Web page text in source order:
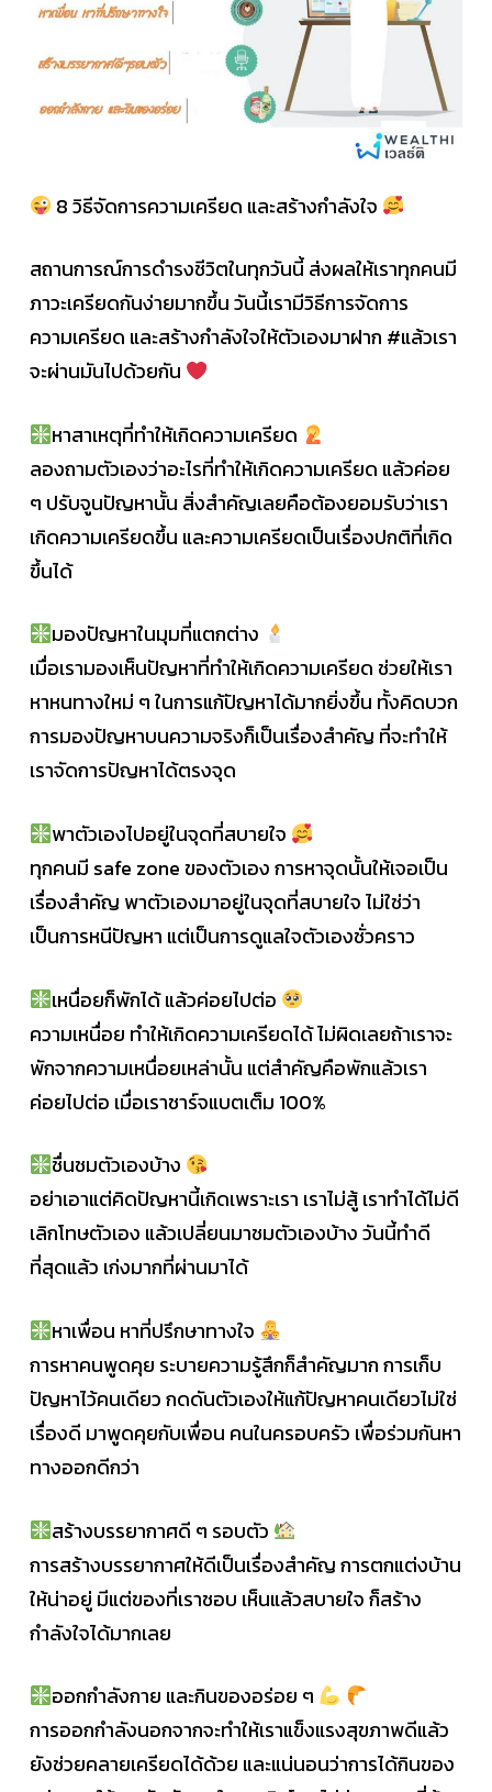
8 วิธีจัดการความเครียด และสร้างกำลังใจ
สถานการณ์การดำรงชีวิตในทุกวันนี้ ส่งผลให้เราทุกคนมี
ภาวะเครียดกันง่ายมากขึ้น วันนี้เรามีวิธีการจัดการ
ความเครียด และสร้างกำลังใจให้ตัวเองมาฝาก #แล้วเรา
จะผ่านมันไปด้วยกัน
หาสาเหตุที่ทำให้เกิดความเครียด
ลองถามตัวเองว่าอะไรที่ทำให้เกิดความเครียด แล้วค่อย
ๆ ปรับจูนปัญหานั้น สิ่งสำคัญเลยคือต้องยอมรับว่าเรา
เกิดความเครียดขึ้น และความเครียดเป็นเรื่องปกติที่เกิด
ขึ้นได้
มองปัญหาในมุมที่แตกต่าง
เมื่อเรามองเห็นปัญหาที่ทำให้เกิดความเครียด ช่วยให้เรา
หาหนทางใหม่ ๆ ในการแก้ปัญหาได้มากยิ่งขึ้น ทั้งคิดบวก
การมองปัญหาบนความจริงก็เป็นเรื่องสำคัญ ที่จะทำให้
เราจัดการปัญหาได้ตรงจุด
พาตัวเองไปอยู่ในจุดที่สบายใจ
ทุกคนมี safe zone ของตัวเอง การหาจุดนั้นให้เจอเป็น
เรื่องสำคัญ พาตัวเองมาอยู่ในจุดที่สบายใจ ไม่ใช่ว่า
เป็นการหนีปัญหา แต่เป็นการดูแลใจตัวเองชั่วคราว
เหนื่อยก็พักได้ แล้วค่อยไปต่อ
ความเหนื่อย ทำให้เกิดความเครียดได้ ไม่ผิดเลยถ้าเราจะ
พักจากความเหนื่อยเหล่านั้น แต่สำคัญคือพักแล้วเรา
ค่อยไปต่อ เมื่อเราชาร์จแบตเต็ม 100%
ชื่นชมตัวเองบ้าง
อย่าเอาแต่คิดปัญหานี้เกิดเพราะเรา เราไม่สู้ เราทำได้ไม่ดี
เลิกโทษตัวเอง แล้วเปลี่ยนมาชมตัวเองบ้าง วันนี้ทำดี
ที่สุดแล้ว เก่งมากที่ผ่านมาได้
หาเพื่อน หาที่ปรึกษาทางใจ
การหาคนพูดคุย ระบายความรู้สึกก็สำคัญมาก การเก็บ
ปัญหาไว้คนเดียว กดดันตัวเองให้แก้ปัญหาคนเดียวไม่ใช่
เรื่องดี มาพูดคุยกับเพื่อน คนในครอบครัว เพื่อร่วมกันหา
ทางออกดีกว่า
สร้างบรรยากาศดี ๆ รอบตัว
การสร้างบรรยากาศให้ดีเป็นเรื่องสำคัญ การตกแต่งบ้าน
ให้น่าอยู่ มีแต่ของที่เราชอบ เห็นแล้วสบายใจ ก็สร้าง
กำลังใจได้มากเลย
ออกกำลังกาย และกินของอร่อย ๆ
การออกกำลังนอกจากจะทำให้เราแข็งแรงสุขภาพดีแล้ว
ยังช่วยคลายเครียดได้ด้วย และแน่นอนว่าการได้กินของ